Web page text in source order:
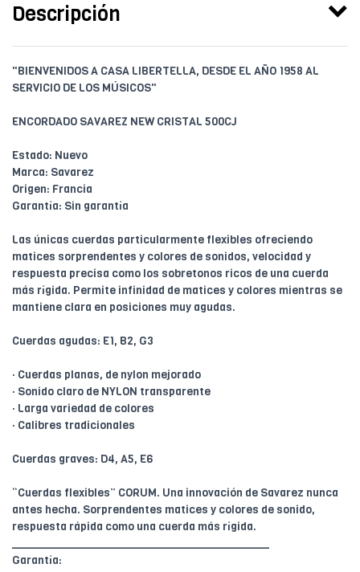
Descripción
"BIENVENIDOS A CASA LIBERTELLA, DESDE EL AÑO 1958 AL
SERVICIO DE LOS MÚSICOS"
ENCORDADO SAVAREZ NEW CRISTAL 500CJ
Estado: Nuevo
Marca: Savarez
Origen: Francia
Garantía: Sin garantía
Las únicas cuerdas particularmente flexibles ofreciendo
matices sorprendentes y colores de sonidos, velocidad y
respuesta precisa como los sobretonos ricos de una cuerda
más rígida. Permite infinidad de matices y colores mientras se
mantiene clara en posiciones muy agudas.
Cuerdas agudas: E1, B2, G3
· Cuerdas planas, de nylon mejorado
· Sonido claro de NYLON transparente
· Larga variedad de colores
· Calibres tradicionales
Cuerdas graves: D4, A5, E6
“Cuerdas flexibles” CORUM. Una innovación de Savarez nunca
antes hecha. Sorprendentes matices y colores de sonido,
respuesta rápida como una cuerda más rígida.
________________________________________
Garantía: